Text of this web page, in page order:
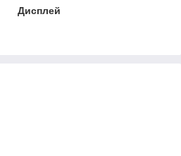
Дисплей